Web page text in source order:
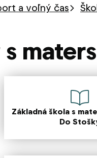
a voľný čas
Základná škola s
Do